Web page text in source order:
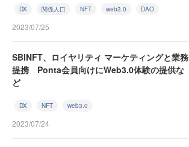
DX 関係人口 NFT web3.0 DAO
2023/07/25
SBINFT、ロイヤリティ マーケティングと業務
提携 Ponta会員向けにWeb3.0体験の提供な
ど
DX NFT web3.0
2023/07/24